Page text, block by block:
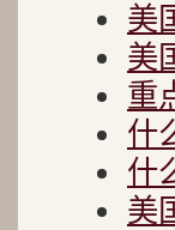
美
美
重
什
什
美